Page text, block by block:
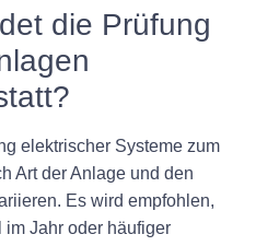
die Prüfung
elektrischer Systeme zum
Art der Anlage und den
Es wird empfohlen,
im Jahr oder häufiger